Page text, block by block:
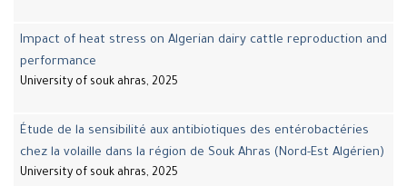
Impact of heat stress on Algerian dairy cattle reproduction and
performance
University of souk ahras, 2025
Étude de la sensibilité aux antibiotiques des entérobactéries
chez la volaille dans la région de Souk Ahras (Nord-Est Algérien)
University of souk ahras, 2025